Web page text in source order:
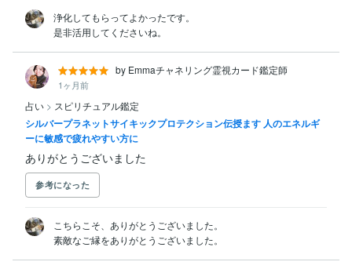
浄化してもらってよかったです。
是非活用してくださいね。
by Emmaチャネリング霊視カード鑑定師
1ヶ月前
占い > スピリチュアル鑑定
シルバープラネットサイキックプロテクション伝授ます 人のエネルギ
ーに敏感で疲れやすい方に
ありがとうございました
参考になった
こちらこそ、ありがとうございました。
素敵なご縁をありがとうございました。